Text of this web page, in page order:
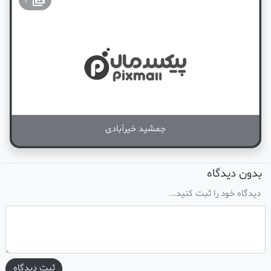
جمشید خیرآبادی
بدون دیدگاه
دیدگاه خود را ثبت کنید...